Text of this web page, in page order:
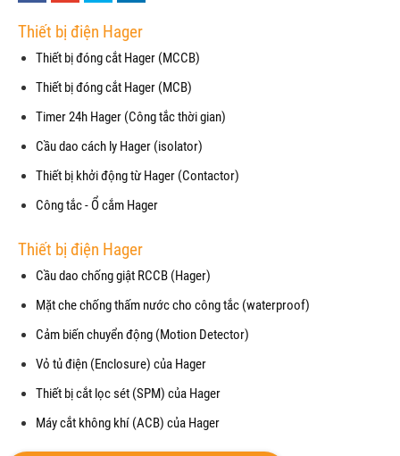
Thiết bị điện Hager
Thiết bị đóng cắt Hager (MCCB)
Thiết bị đóng cắt Hager (MCB)
Timer 24h Hager (Công tắc thời gian)
Cầu dao cách ly Hager (isolator)
Thiết bị khởi động từ Hager (Contactor)
Công tắc - Ổ cắm Hager
Thiết bị điện Hager
Cầu dao chống giật RCCB (Hager)
Mặt che chống thấm nước cho công tắc (waterproof)
Cảm biến chuyển động (Motion Detector)
Vỏ tủ điện (Enclosure) của Hager
Thiết bị cắt lọc sét (SPM) của Hager
Máy cắt không khí (ACB) của Hager